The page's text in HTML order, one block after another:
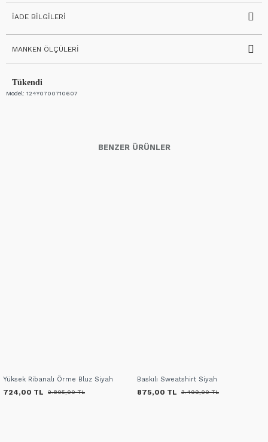
Tükendi
Model: 124Y0700710607
İADE BILGILERI
MANKEN ÖLÇÜLERI
BENZER ÜRÜNLER
Yüksek Ribanalı Örme Bluz Siyah
724,00 TL 2.895,00 TL
Baskılı Sweatshirt Siyah
875,00 TL 3.499,00 TL